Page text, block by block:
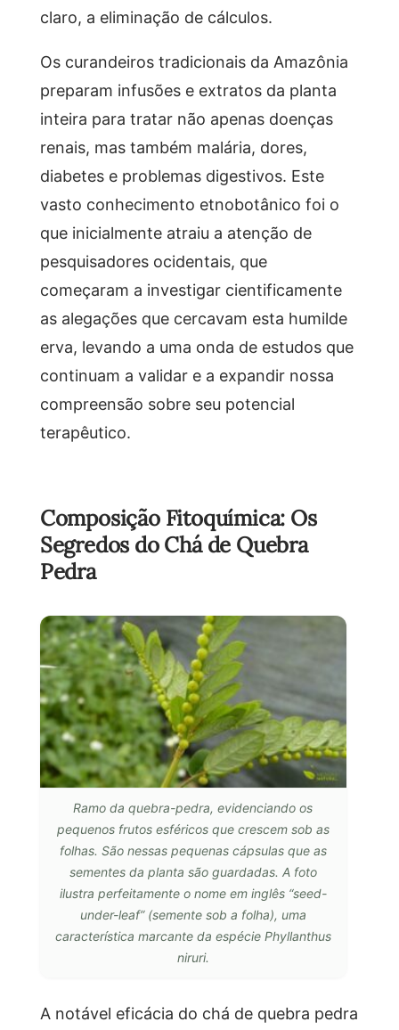
claro, a eliminação de cálculos.
Os curandeiros tradicionais da Amazônia
preparam infusões e extratos da planta
inteira para tratar não apenas doenças
renais, mas também malária, dores,
diabetes e problemas digestivos. Este
vasto conhecimento etnobotânico foi o
que inicialmente atraiu a atenção de
pesquisadores ocidentais, que
começaram a investigar cientificamente
as alegações que cercavam esta humilde
erva, levando a uma onda de estudos que
continuam a validar e a expandir nossa
compreensão sobre seu potencial
terapêutico.
Composição Fitoquímica: Os
Segredos do Chá de Quebra
Pedra
Ramo da quebra-pedra, evidenciando os
pequenos frutos esféricos que crescem sob as
folhas. São nessas pequenas cápsulas que as
sementes da planta são guardadas. A foto
ilustra perfeitamente o nome em inglês “seed-
under-leaf” (semente sob a folha), uma
característica marcante da espécie Phyllanthus
niruri.
A notável eficácia do chá de quebra pedra